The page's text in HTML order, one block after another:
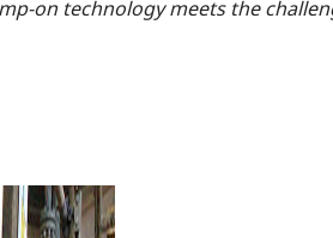
on technology meets the